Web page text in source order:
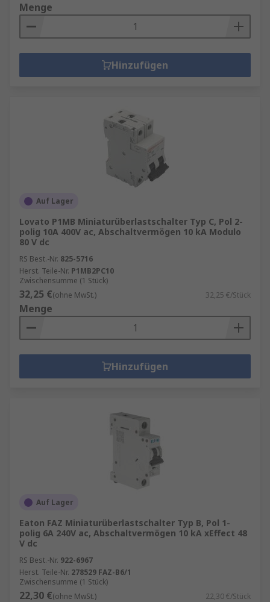
Menge
Hinzufügen
Auf Lager
Lovato P1MB Miniaturüberlastschalter Typ C, Pol 2-
polig 10A 400V ac, Abschaltvermögen 10 kA Modulo
80 V dc
RS Best.-Nr. 825-5716
Herst. Teile-Nr. P1MB2PC10
Zwischensumme (1 Stück)
32,25 €(ohne MwSt.) 32,25 €/Stück
Menge
Hinzufügen
Auf Lager
Eaton FAZ Miniaturüberlastschalter Typ B, Pol 1-
polig 6A 240V ac, Abschaltvermögen 10 kA xEffect 48
V dc
RS Best.-Nr. 922-6967
Herst. Teile-Nr. 278529 FAZ-B6/1
Zwischensumme (1 Stück)
22,30 €(ohne MwSt.) 22,30 €/Stück